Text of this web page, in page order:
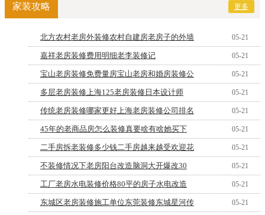
家装攻略 更多
05-21
北方农村老房外装修农村自建房老房子的外墙
05-21
嘉祥老房装修费用明细老李装修记
05-21
宝山老房装修免费量房宝山老房和婚房装修公
05-21
多层老房装修上海125老房装修日本设计师
05-21
传统老房装修哪家更好上海老房装修公司排名
05-21
45年的老商品房怎么装修真要啥有啥她买下
05-21
二手房拆老装修多少钱二手房越来越受欢迎花
05-21
不装修情况下老房阳台改造脑洞大开爆改30
05-21
工厂老房水电装修价格80平的房子水电改造
05-21
东城区老房装修施工单位东莞装修东城星河传